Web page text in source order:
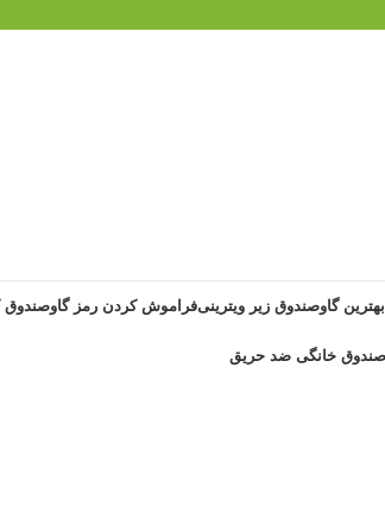
بهترین گاوصندوق زیر ویترینیفراموش کردن رمز گاوصندوق